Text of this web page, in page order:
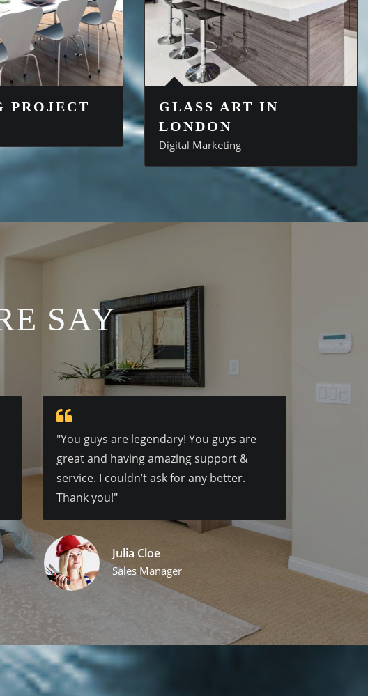
PROJECT
GLASS ART IN
LONDON
Digital Marketing
SAY
"You guys are legendary! You guys are
great and having amazing support &
service. I couldn’t ask for any better.
Thank you!"
Julia Cloe
Sales Manager